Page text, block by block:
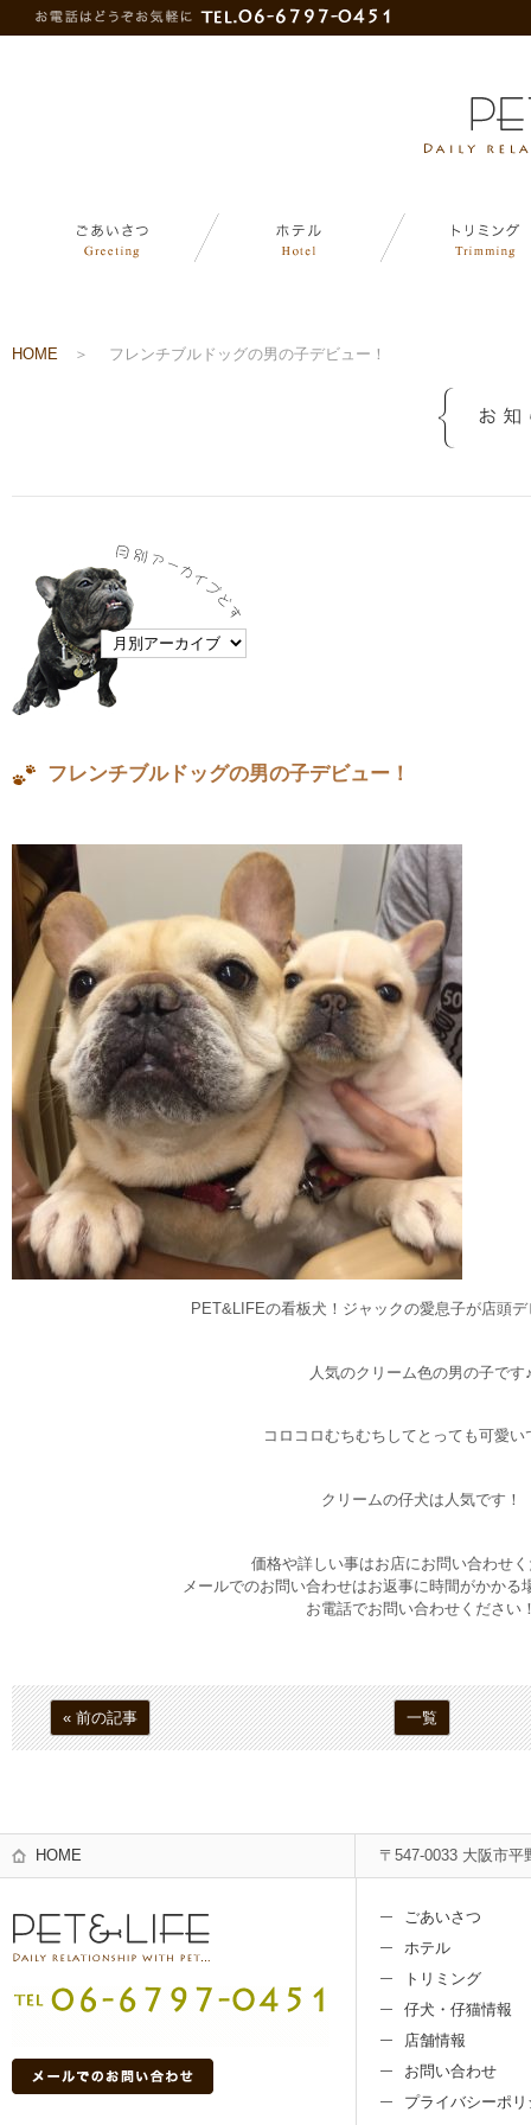
HOME ＞ フレンチブルドッグの男の子デビュー！
フレンチブルドッグの男の子デビュー！
PET&LIFEの看板犬！ジャックの愛息子が店頭
人気のクリーム色の男の子です
コロコロむちむちしてとっても可愛い
クリームの仔犬は人気です！
価格や詳しい事はお店にお問い合わせ
メールでのお問い合わせはお返事に時間がかかる
お電話でお問い合わせください
« 前の記事 一覧
HOME 〒547-0033 大阪市平
ごあいさつ
ホテル
トリミング
仔犬・仔猫情報
店舗情報
お問い合わせ
プライバシーポリ